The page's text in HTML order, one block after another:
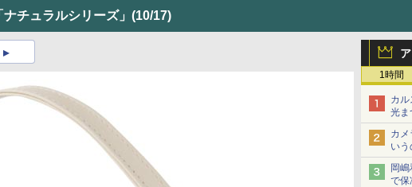
チュラルシリーズ」 (10/17)
1時間
カ
光ま
カメ
いう
岡
で保